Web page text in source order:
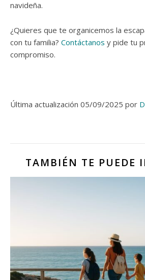
navideña.
¿Quieres que te organicemos la
con tu familia? Contáctanos y pide tu
compromiso.
Última actualización 05/09/2025 por
TAMBIÉN TE PUEDE